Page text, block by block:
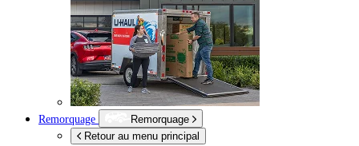
Remorquage
Remorquage
Retour au menu principal